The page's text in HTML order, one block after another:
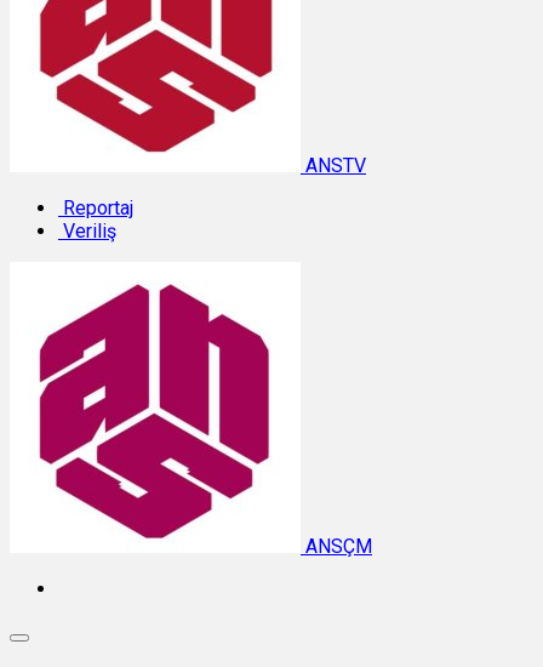
ANSTV
Reportaj
Veriliş
ANSÇM